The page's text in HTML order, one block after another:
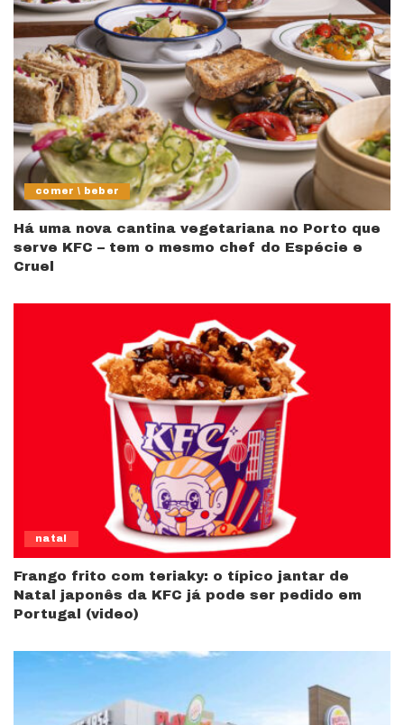
comer \ beber
Há uma nova cantina vegetariana no Porto que
serve KFC – tem o mesmo chef do Espécie e
Cruel
natal
Frango frito com teriaky: o típico jantar de
Natal japonês da KFC já pode ser pedido em
Portugal (video)